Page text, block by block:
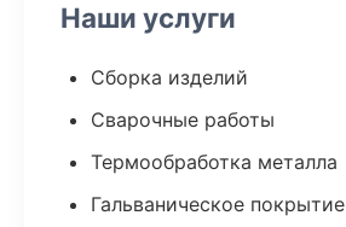
Наши услуги
Сборка изделий
Сварочные работы
Термообработка металла
Гальваническое покрытие